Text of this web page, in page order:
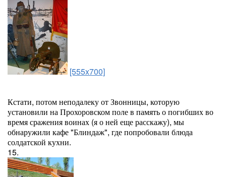
[555x700]
Кстати, потом неподалеку от Звонницы, которую
установили на Прохоровском поле в память о погибших во
время сражения воинах (я о ней еще расскажу), мы
обнаружили кафе "Блиндаж", где попробовали блюда
солдатской кухни.
15.